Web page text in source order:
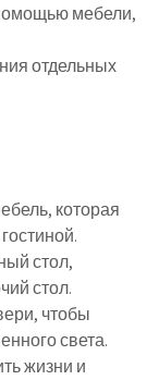
мебели,
отдельных
которая
стол,
стол.
чтобы
света.
жизни и